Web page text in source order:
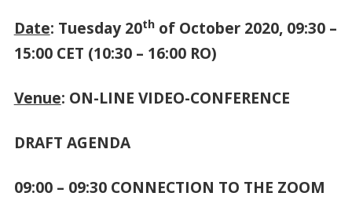
Date: Tuesday 20thof October 2020, 09:30 –
15:00 CET (10:30 – 16:00 RO)
Venue: ON-LINE VIDEO-CONFERENCE
DRAFT AGENDA
09:00 – 09:30 CONNECTION TO THE ZOOM